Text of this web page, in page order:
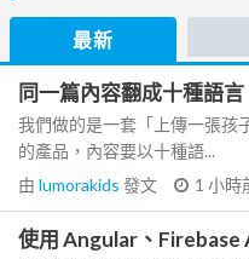
最新
同一篇內容翻成十種語
我們做的是一套「上傳一張孩
的產品，內容要以十種語...
由 lumorakids 發文 1 小時
使用 Angular、Firebase